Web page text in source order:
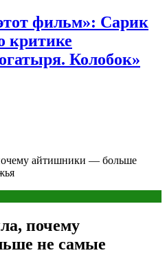
фильм»: Сарик
критике
Колобок»
айтишники — больше
почему
не самые